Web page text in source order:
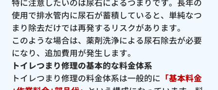
特に注意したいのは尿石によるつまりです。長年の
使用で排水管内に尿石が蓄積していると、単純なつ
まり除去だけでは再発するリスクがあります。
このような場合は、薬剤洗浄による尿石除去が必要
になり、追加費用が発生します。
トイレつまり修理の基本的な料金体系
トイレつまり修理の料金体系は一般的に 「基本料金